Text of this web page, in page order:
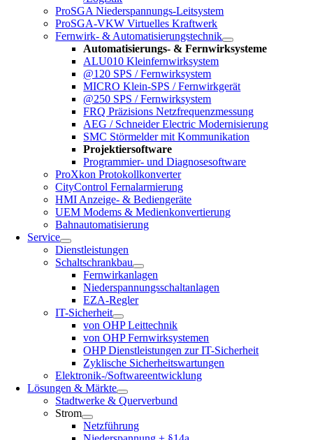
ProSGA Niederspannungs-Leitsystem
ProSGA-VKW Virtuelles Kraftwerk
Fernwirk- & Automatisierungstechnik
Automatisierungs- & Fernwirksysteme
ALU010 Kleinfernwirksystem
@120 SPS / Fernwirksystem
MICRO Klein-SPS / Fernwirkgerät
@250 SPS / Fernwirksystem
FRQ Präzisions Netzfrequenzmessung
AEG / Schneider Electric Modernisierung
SMC Störmelder mit Kommunikation
Projektiersoftware
Programmier- und Diagnosesoftware
ProXkon Protokollkonverter
CityControl Fernalarmierung
HMI Anzeige- & Bediengeräte
UEM Modems & Medienkonvertierung
Bahnautomatisierung
Service
Dienstleistungen
Schaltschrankbau
Fernwirkanlagen
Niederspannungsschaltanlagen
EZA-Regler
IT-Sicherheit
von OHP Leittechnik
von OHP Fernwirksystemen
OHP Dienstleistungen zur IT-Sicherheit
Zyklische Sicherheitswartungen
Elektronik-/Softwareentwicklung
Lösungen & Märkte
Stadtwerke & Querverbund
Strom
Netzführung